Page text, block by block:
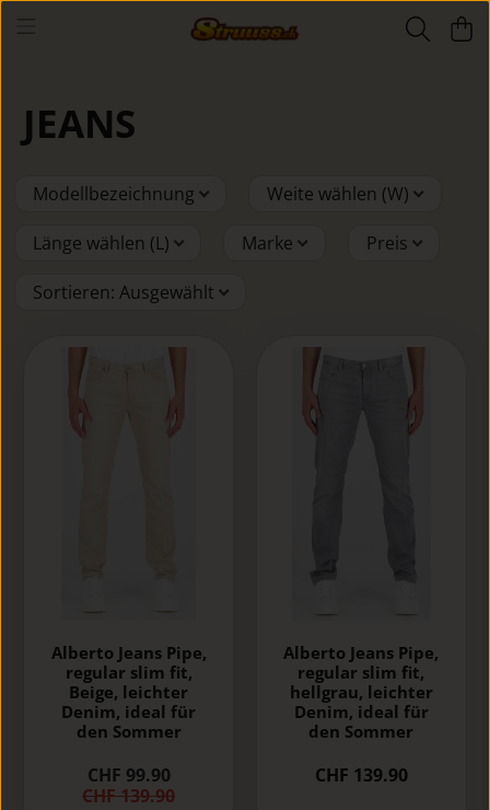
JEANS
Modellbezeichnung Weite wählen (W)
Länge wählen (L) Marke Preis
Sortieren: Ausgewählt
Alberto Jeans Pipe,
regular slim fit,
Beige, leichter
Denim, ideal für
den Sommer
CHF 99.90
CHF 139.90
Alberto Jeans Pipe,
regular slim fit,
hellgrau, leichter
Denim, ideal für
den Sommer
CHF 139.90